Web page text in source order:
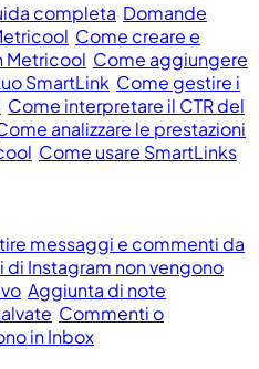
completa Domande
Come creare e
Metricool Come aggiungere
SmartLink Come gestire i
Come interpretare il CTR del
analizzare le prestazioni
Come usare SmartLinks
messaggi e commenti da
Instagram non vengono
Aggiunta di note
Commenti o
in Inbox